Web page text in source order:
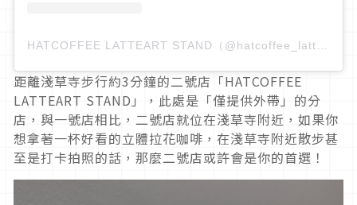
距離淺草寺步行約3分鐘的二號店「HATCOFFEE
LATTEART STAND」，此處是「僅提供外帶」的分
店，與一號店相比，二號店就位在淺草寺附近，如果你
想拿著一杯好看的立體拉花咖啡，在淺草寺附近散步甚
至是打卡拍照的話，那麼二號店或許會是你的首選！